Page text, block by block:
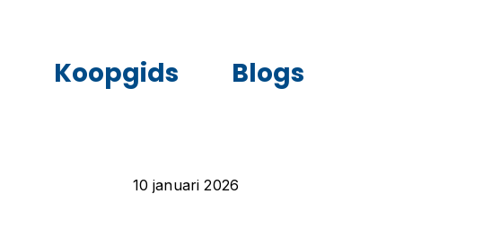
Koopgids Blogs
10 januari 2026